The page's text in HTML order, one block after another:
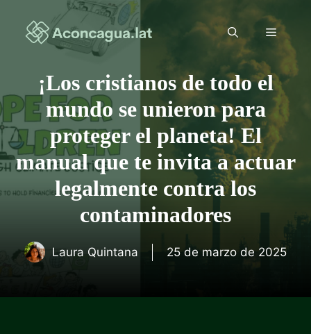
contenido
Menú
¡Los cristianos de todo el
mundo se unieron para
proteger el planeta! El
manual que te invita a actuar
legalmente contra los
contaminadores
Laura Quintana 25 de marzo de 2025